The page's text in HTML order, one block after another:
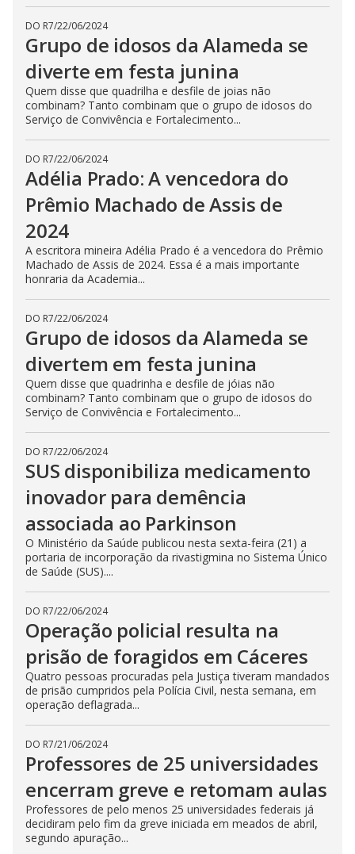
DO R7/22/06/2024
Grupo de idosos da Alameda se
diverte em festa junina
Quem disse que quadrilha e desfile de joias não
combinam? Tanto combinam que o grupo de idosos do
Serviço de Convivência e Fortalecimento...
DO R7/22/06/2024
Adélia Prado: A vencedora do
Prêmio Machado de Assis de
2024
A escritora mineira Adélia Prado é a vencedora do Prêmio
Machado de Assis de 2024. Essa é a mais importante
honraria da Academia...
DO R7/22/06/2024
Grupo de idosos da Alameda se
divertem em festa junina
Quem disse que quadrinha e desfile de jóias não
combinam? Tanto combinam que o grupo de idosos do
Serviço de Convivência e Fortalecimento...
DO R7/22/06/2024
SUS disponibiliza medicamento
inovador para demência
associada ao Parkinson
O Ministério da Saúde publicou nesta sexta-feira (21) a
portaria de incorporação da rivastigmina no Sistema Único
de Saúde (SUS)....
DO R7/22/06/2024
Operação policial resulta na
prisão de foragidos em Cáceres
Quatro pessoas procuradas pela Justiça tiveram mandados
de prisão cumpridos pela Polícia Civil, nesta semana, em
operação deflagrada...
DO R7/21/06/2024
Professores de 25 universidades
encerram greve e retomam aulas
Professores de pelo menos 25 universidades federais já
decidiram pelo fim da greve iniciada em meados de abril,
segundo apuração...